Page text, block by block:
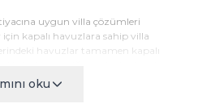
uygun villa çözümleri
kapalı havuzlara sahip villa
havuzlar tamamen kapalı
Balayı yapmak isteyen çiftler
oku